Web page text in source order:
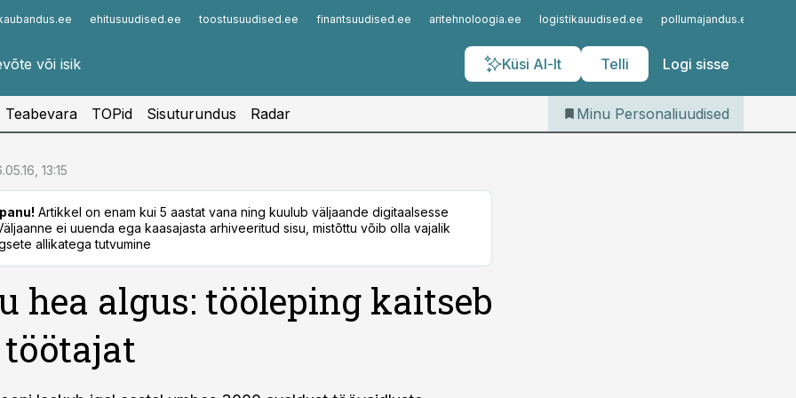
ehitusuudised.ee toostusuudised.ee finantsuudised.ee aritehnoloogia.ee logistikauudised.ee pollumajandus.ee
Küsi AI-lt Telli Logi sisse
Infopank
Iseteenindus
Telli Personaliuudised
Teabevara TOPid Sisuturundus Radar Minu Personaliuudised
13:15
Artikkel on enam kui 5 aastat vana ning kuulub väljaande digitaalsesse
ei uuenda ega kaasajasta arhiveeritud sisu, mistõttu võib olla vajalik
allikatega tutvumine
hea algus: tööleping kaitseb